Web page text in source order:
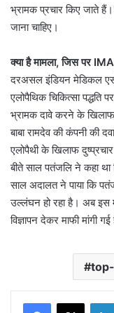
भ्रामक प्रचार किए जाते
जाना चाहिए।
क्या है मामला, जिस पर
दरअसल इंडियन मेडिकल
एलोपैथिक चिकित्सा पद्धति
भ्रामक दावे करने के
बाबा रामदेव की कंपनी की
एलोपैथी के खिलाफ
बीते साल पतंजलि ने कहा
साल अदालत ने पाया कि
उल्लंघन हो रहा है। अब इस
विज्ञापन देकर माफी मांगी गई